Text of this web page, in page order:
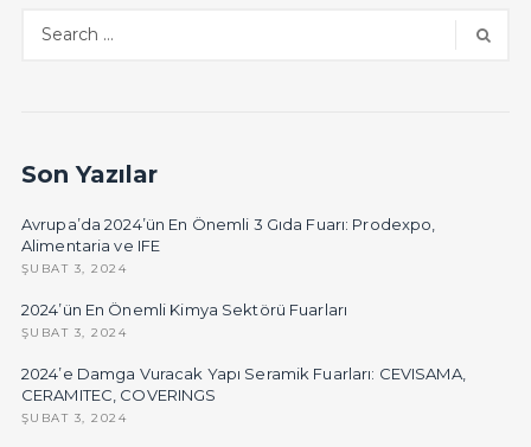
Son Yazılar
Avrupa’da 2024’ün En Önemli 3 Gıda Fuarı: Prodexpo,
Alimentaria ve IFE
ŞUBAT 3, 2024
2024’ün En Önemli Kimya Sektörü Fuarları
ŞUBAT 3, 2024
2024’e Damga Vuracak Yapı Seramik Fuarları: CEVISAMA,
CERAMITEC, COVERINGS
ŞUBAT 3, 2024